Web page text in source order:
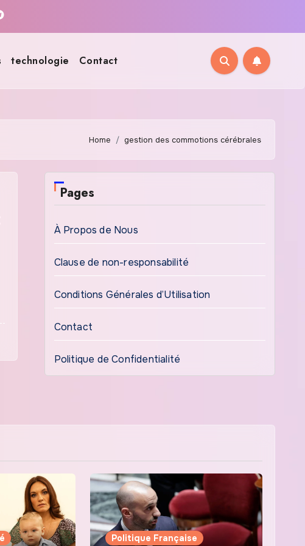
technologie Contact
Home gestion des commotions cérébrales
Pages
À Propos de Nous
Clause de non-responsabilité
Conditions Générales d’Utilisation
Contact
Politique de Confidentialité
Politique Française